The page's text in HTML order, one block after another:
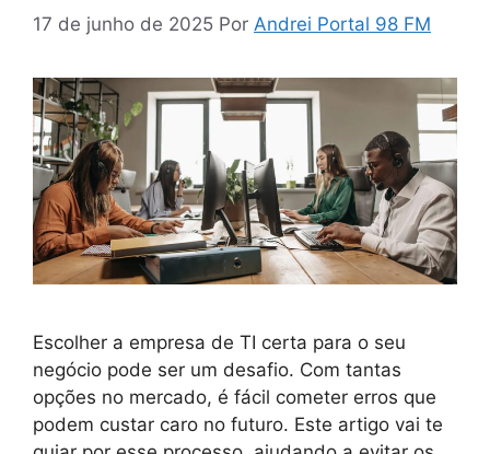
17 de junho de 2025 Por Andrei Portal 98 FM
Escolher a empresa de TI certa para o seu
negócio pode ser um desafio. Com tantas
opções no mercado, é fácil cometer erros que
podem custar caro no futuro. Este artigo vai te